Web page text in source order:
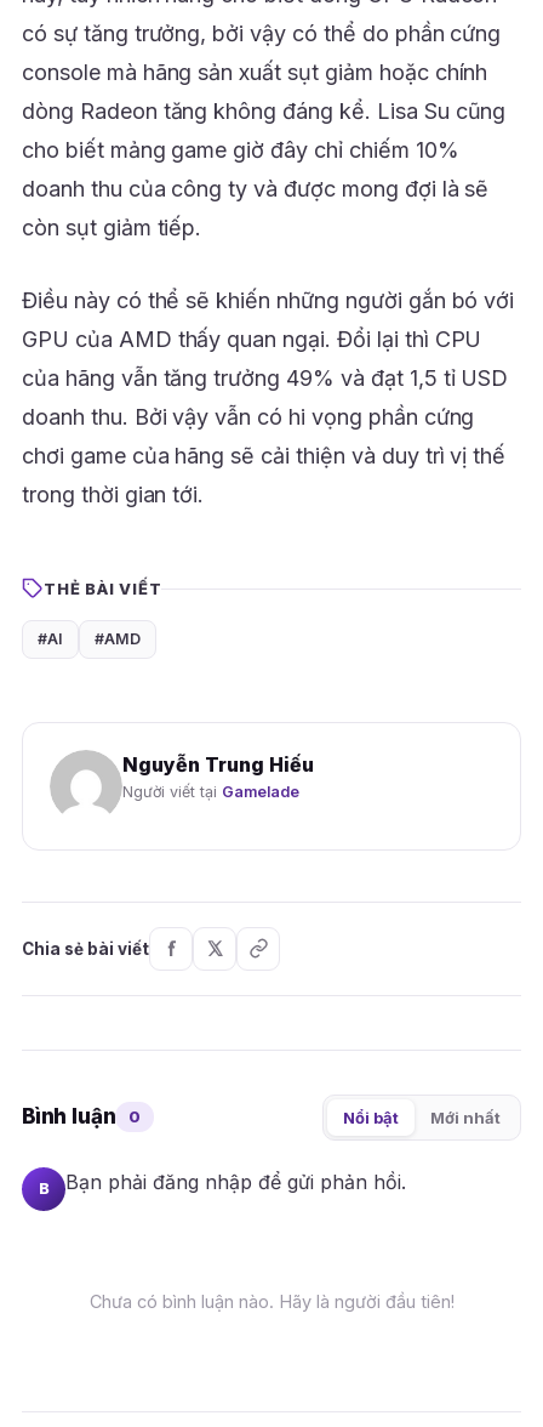
có sự tăng trưởng, bởi vậy có thể do phần cứng
console mà hãng sản xuất sụt giảm hoặc chính
dòng Radeon tăng không đáng kể. Lisa Su cũng
cho biết mảng game giờ đây chỉ chiếm 10%
doanh thu của công ty và được mong đợi là sẽ
còn sụt giảm tiếp.
Điều này có thể sẽ khiến những người gắn bó với
GPU của AMD thấy quan ngại. Đổi lại thì CPU
của hãng vẫn tăng trưởng 49% và đạt 1,5 tỉ USD
doanh thu. Bởi vậy vẫn có hi vọng phần cứng
chơi game của hãng sẽ cải thiện và duy trì vị thế
trong thời gian tới.
THẺ BÀI VIẾT
#AI #AMD
Nguyễn Trung Hiếu
Người viết tại Gamelade
Chia sẻ bài viết
Bình luận 0 Nổi bật Mới nhất
B Bạn phải đăng nhập để gửi phản hồi.
Chưa có bình luận nào. Hãy là người đầu tiên!